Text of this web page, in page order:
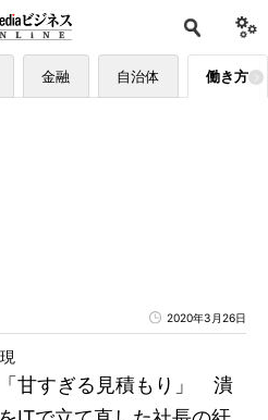
金融 自治体 働き方
2020年3月26日
「甘すぎる見積もり」 潰